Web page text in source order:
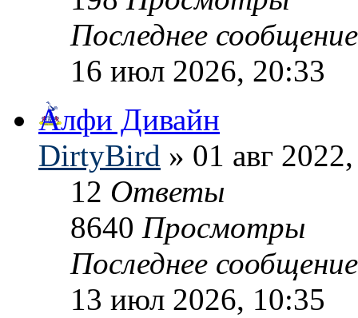
Последнее
16 июл 2026, 20:33
Алфи Дивайн
DirtyBird » 01 авг
12 Ответы
8640 Просмотры
Последнее
13 июл 2026, 10:35